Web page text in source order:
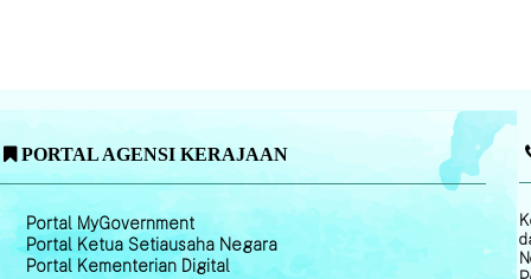
PORTAL AGENSI KERAJAAN
Portal MyGovernment
Portal Ketua Setiausaha Negara
Portal Kementerian Digital